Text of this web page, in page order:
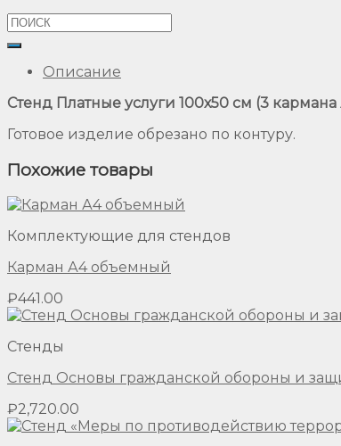
Описание
Стенд Платные услуги 100х50 см (3 кармана
Готовое изделие обрезано по контуру.
Похожие товары
Комплектующие для стендов
Карман А4 объемный
₽441.00
Стенды
Стенд Основы гражданской обороны и
₽2,720.00